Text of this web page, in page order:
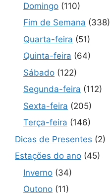
Domingo (110)
Fim de Semana (338)
Quarta-feira (51)
Quinta-feira (64)
Sábado (122)
Segunda-feira (112)
Sexta-feira (205)
Terça-feira (146)
Dicas de Presentes (2)
Estações do ano (45)
Inverno (34)
Outono (11)